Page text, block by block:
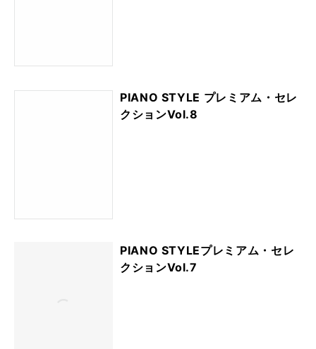
PIANO STYLE プレミアム・セレ
クションVol.8
PIANO STYLEプレミアム・セレ
クションVol.7